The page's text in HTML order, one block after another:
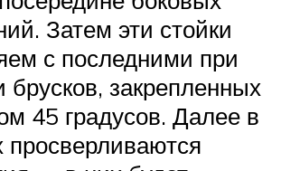
Затем эти стойки
с последними при
закрепленных
45 градусов. Далее в
просверливаются